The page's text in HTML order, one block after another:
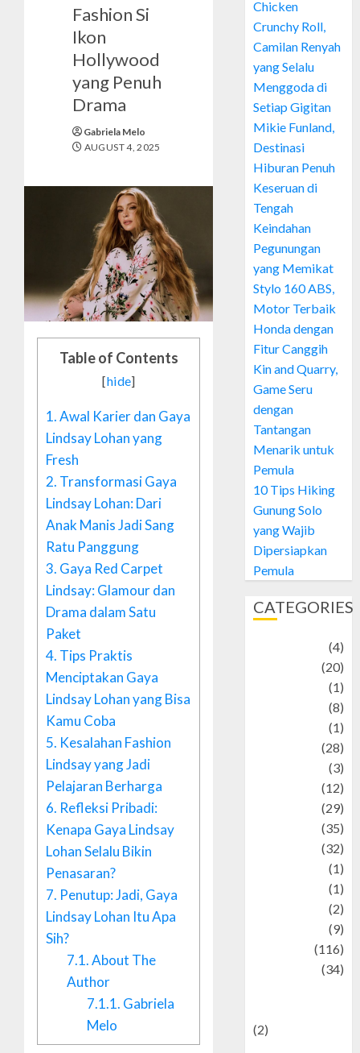
Fashion Si
Ikon
Hollywood
yang Penuh
Drama
Gabriela Melo
AUGUST 4, 2025
Table of Contents
[hide]
1.Awal Karier dan Gaya
Lindsay Lohan yang
Fresh
2. Transformasi Gaya
Lindsay Lohan: Dari
Anak Manis Jadi Sang
Ratu Panggung
3. Gaya Red Carpet
Lindsay: Glamour dan
Drama dalam Satu
Paket
4. Tips Praktis
Menciptakan Gaya
Lindsay Lohan yang Bisa
Kamu Coba
5. Kesalahan Fashion
Lindsay yang Jadi
Pelajaran Berharga
6. Refleksi Pribadi:
Kenapa Gaya Lindsay
Lohan Selalu Bikin
Penasaran?
7. Penutup: Jadi, Gaya
Lindsay Lohan Itu Apa
Sih?
7.1.About The
Author
7.1.1. Gabriela
Melo
Chicken
Crunchy Roll,
Camilan Renyah
yang Selalu
Menggoda di
Setiap Gigitan
Mikie Funland,
Destinasi
Hiburan Penuh
Keseruan di
Tengah
Keindahan
Pegunungan
yang Memikat
Stylo 160 ABS,
Motor Terbaik
Honda dengan
Fitur Canggih
Kin and Quarry,
Game Seru
dengan
Tantangan
Menarik untuk
Pemula
10 Tips Hiking
Gunung Solo
yang Wajib
Dipersiapkan
Pemula
CATEGORIES
(4)
(20)
(1)
(8)
(1)
(28)
(3)
(12)
(29)
(35)
(32)
(1)
(1)
(2)
(9)
(116)
(34)
(2)